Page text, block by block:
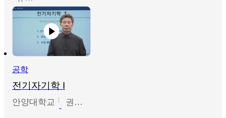
공학
전기자기학 I
안양대학교 권원현